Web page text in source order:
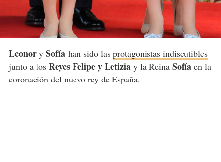
Leonory Sofía han sido las protagonistas indiscutibles
junto a los Reyes Felipe y Letiziay la Reina Sofíaen la
coronación del nuevo rey de España.